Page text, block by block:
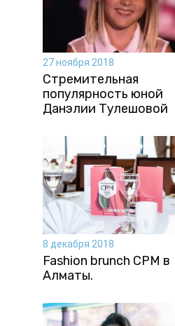
27 ноября 2018
Стремительная
популярность юной
Данэлии Тулешовой
8 декабря 2018
Fashion brunch CPM в
Алматы.